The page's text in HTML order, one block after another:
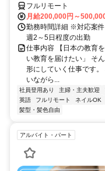
フルリモート
月給200,000円～
勤務時間詳細 ※対応案
週2～5日程度の出勤
仕事内容 【日本の教育
い教育を届けたい」 そ
形にしていく仕事です
いながら...
社員登用あり 主婦・主夫歓迎
英語
フルリモート ネイルOK
髪型・髪色自由
アルバイト・パート